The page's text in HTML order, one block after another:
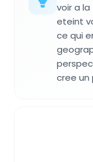
voir a
eteint
ce qui
cree un